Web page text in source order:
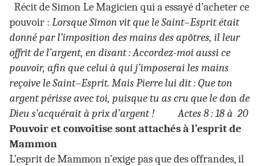
Récit de Simon Le Magicien qui a essayé d’acheter ce
pouvoir : Lorsque Simon vit que le Saint–Esprit était
donné par l’imposition des mains des apôtres, il leur
offrit de l’argent, en disant : Accordez-moi aussi ce
pouvoir, afin que celui à qui j’imposerai les mains
reçoive le Saint–Esprit. Mais Pierre lui dit : Que ton
argent périsse avec toi, puisque tu as cru que le donde
Dieu s’acquérait à prix d’argent !
Actes 8 : 18 à 20
Pouvoir et convoitise sont attachés à l’esprit de
Mammon
L’esprit de Mammon n’exige pas que des offrandes, il